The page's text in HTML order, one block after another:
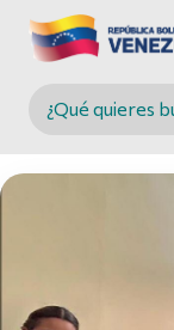
Buscar en